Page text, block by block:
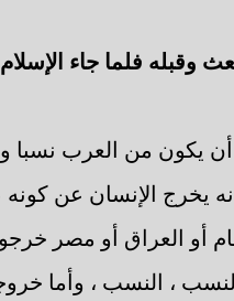
وقبله فلما جاء
يكون من العرب نسبا
يخرج الإنسان عن
أو العراق أو مصر
، النسب ، وأما